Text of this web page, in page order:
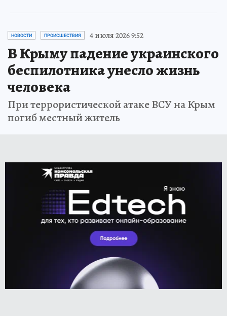
НОВОСТИ ПРОИСШЕСТВИЯ 4 июля 2026 9:52
В Крыму падение украинского
беспилотника унесло жизнь
человека
При террористической атаке ВСУ на Крым
погиб местный житель